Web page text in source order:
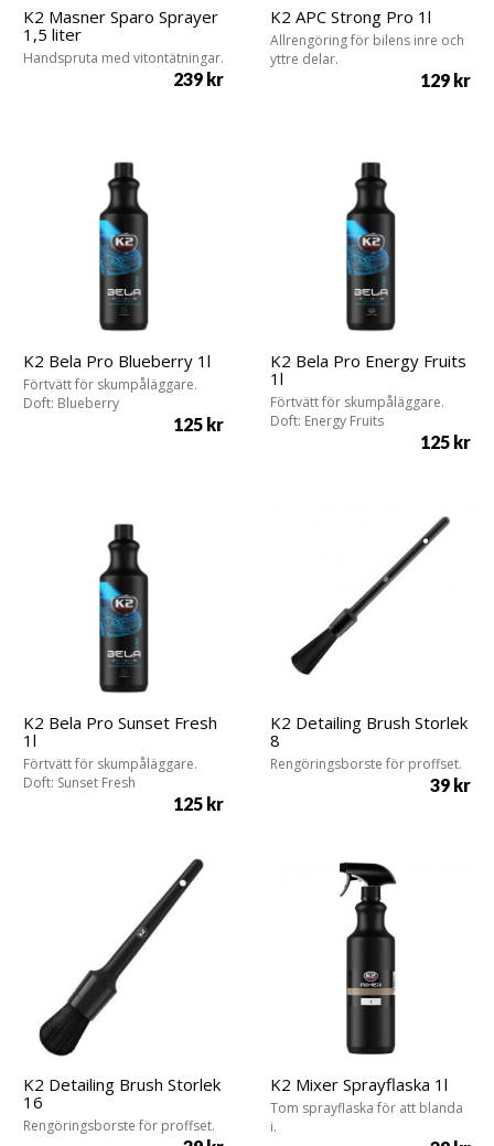
K2 Masner Sparo Sprayer
1,5 liter
Handspruta med vitontätningar.
239 kr
K2 APC Strong Pro 1l
Allrengöring för bilens inre och
yttre delar.
129 kr
K2 Bela Pro Blueberry 1l
Förtvätt för skumpåläggare.
Doft: Blueberry
125 kr
K2 Bela Pro Energy Fruits
1l
Förtvätt för skumpåläggare.
Doft: Energy Fruits
125 kr
K2 Bela Pro Sunset Fresh
1l
Förtvätt för skumpåläggare.
Doft: Sunset Fresh
125 kr
K2 Detailing Brush Storlek
8
Rengöringsborste för proffset.
39 kr
K2 Detailing Brush Storlek
16
Rengöringsborste för proffset.
K2 Mixer Sprayflaska 1l
Tom sprayflaska för att blanda
i.